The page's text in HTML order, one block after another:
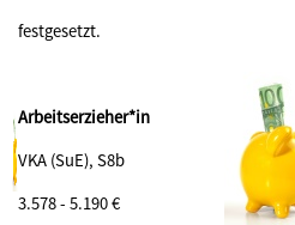
festgesetzt.
Arbeitserzieher*in
VKA (SuE), S8b
3.578 - 5.190 €